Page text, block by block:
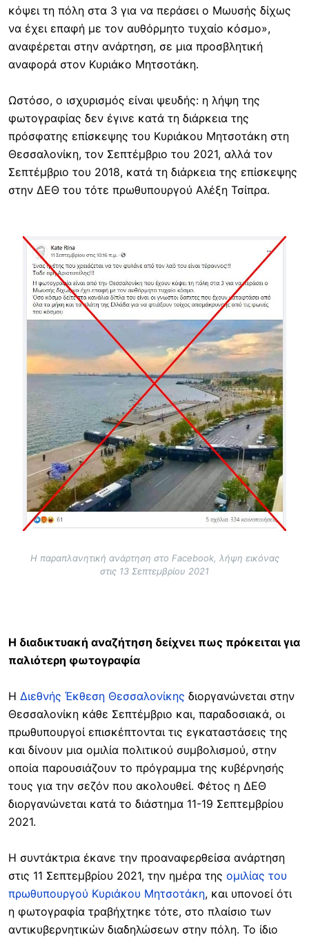
κόψει τη πόλη στα 3 για να περάσει ο Μωυσής δίχως
να έχει επαφή με τον αυθόρμητο τυχαίο κόσμο»,
αναφέρεται στην ανάρτηση, σε μια προσβλητική
αναφορά στον Κυριάκο Μητσοτάκη.
Ωστόσο, ο ισχυρισμός είναι ψευδής: η λήψη της
φωτογραφίας δεν έγινε κατά τη διάρκεια της
πρόσφατης επίσκεψης του Κυριάκου Μητσοτάκη στη
Θεσσαλονίκη, τον Σεπτέμβριο του 2021, αλλά τον
Σεπτέμβριο του 2018, κατά τη διάρκεια της επίσκεψης
στην ΔΕΘ του τότε πρωθυπουργού Αλέξη Τσίπρα.
Image
Η παραπλανητική ανάρτηση στο Facebook, λήψη εικόνας
στις 13 Σεπτεμβρίου 2021
Η διαδικτυακή αναζήτηση δείχνει πως πρόκειται για
παλιότερη φωτογραφία
Η Διεθνής Έκθεση Θεσσαλονίκης διοργανώνεται στην
Θεσσαλονίκη κάθε Σεπτέμβριο και, παραδοσιακά, οι
πρωθυπουργοί επισκέπτονται τις εγκαταστάσεις της
και δίνουν μια ομιλία πολιτικού συμβολισμού, στην
οποία παρουσιάζουν το πρόγραμμα της κυβέρνησής
τους για την σεζόν που ακολουθεί. Φέτος η ΔΕΘ
διοργανώνεται κατά το διάστημα 11-19 Σεπτεμβρίου
2021.
Η συντάκτρια έκανε την προαναφερθείσα ανάρτηση
στις 11 Σεπτεμβρίου 2021, την ημέρα της ομιλίας του
πρωθυπουργού Κυριάκου Μητσοτάκη, και υπονοεί ότι
η φωτογραφία τραβήχτηκε τότε, στο πλαίσιο των
αντικυβερνητικών διαδηλώσεων στην πόλη. Το ίδιο